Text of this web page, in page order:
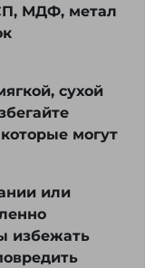
МДФ, метал
сухой
могут
или
избежать